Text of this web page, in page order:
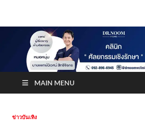
MAIN MENU
ข่าวบันเทิง